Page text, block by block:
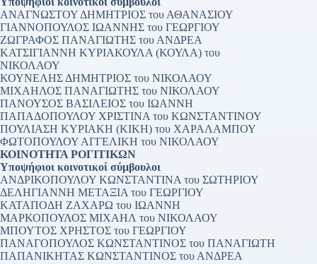
ΑΝΑΓΝΩΣΤΟΥ ΔΗΜΗΤΡΙΟΣ του ΑΘΑΝΑΣΙΟΥ
ΓΙΑΝΝΟΠΟΥΛΟΣ ΙΩΑΝΝΗΣ του ΓΕΩΡΓΙΟΥ
ΖΩΓΡΑΦΟΣ ΠΑΝΑΓΙΩΤΗΣ του ΑΝΔΡΕΑ
ΚΑΤΣΙΓΙΑΝΝΗ ΚΥΡΙΑΚΟΥΛΑ (ΚΟΥΛΑ) του
ΝΙΚΟΛΑΟΥ
ΚΟΥΝΕΛΗΣ ΔΗΜΗΤΡΙΟΣ του ΝΙΚΟΛΑΟΥ
ΜΙΧΑΗΛΟΣ ΠΑΝΑΓΙΩΤΗΣ του ΝΙΚΟΛΑΟΥ
ΠΑΝΟΥΣΟΣ ΒΑΣΙΛΕΙΟΣ του ΙΩΑΝΝΗ
ΠΑΠΑΔΟΠΟΥΛΟΥ ΧΡΙΣΤΙΝΑ του ΚΩΝΣΤΑΝΤΙΝΟΥ
ΠΟΥΛΙΑΣΗ ΚΥΡΙΑΚΗ (ΚΙΚΗ) του ΧΑΡΑΛΑΜΠΟΥ
ΦΩΤΟΠΟΥΛΟΥ ΑΓΓΕΛΙΚΗ του ΝΙΚΟΛΑΟΥ
ΚΟΙΝΟΤΗΤΑ ΡΟΓΙΤΙΚΩΝ
Υποψήφιοι κοινοτικοί σύμβουλοι
ΑΝΔΡΙΚΟΠΟΥΛΟΥ ΚΩΝΣΤΑΝΤΙΝΑ του ΣΩΤΗΡΙΟΥ
ΔΕΛΗΓΙΑΝΝΗ ΜΕΤΑΞΙΑ του ΓΕΩΡΓΙΟΥ
ΚΑΤΑΠΟΔΗ ΖΑΧΑΡΩ του ΙΩΑΝΝΗ
ΜΑΡΚΟΠΟΥΛΟΣ ΜΙΧΑΗΛ του ΝΙΚΟΛΑΟΥ
ΜΠΟΥΤΟΣ ΧΡΗΣΤΟΣ του ΓΕΩΡΓΙΟΥ
ΠΑΝΑΓΟΠΟΥΛΟΣ ΚΩΝΣΤΑΝΤΙΝΟΣ του ΠΑΝΑΓΙΩΤΗ
ΠΑΠΑΝΙΚΗΤΑΣ ΚΩΝΣΤΑΝΤΙΝΟΣ του ΑΝΔΡΕΑ